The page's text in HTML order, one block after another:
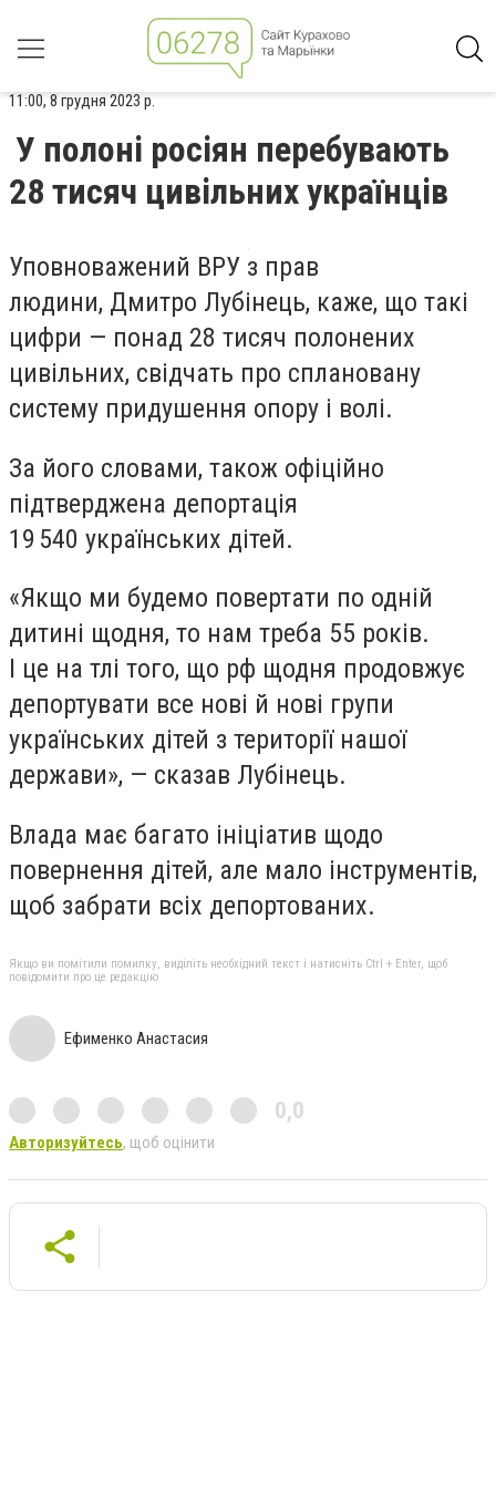
11:00, 8 грудня 2023 р.
У полоні росіян перебувають
28 тисяч цивільних українців
Уповноважений ВРУ з прав
людини, Дмитро Лубінець, каже, що такі
цифри — понад 28 тисяч полонених
цивільних, свідчать про сплановану
систему придушення опору і волі.
За його словами, також офіційно
підтверджена депортація
19 540 українських дітей.
«Якщо ми будемо повертати по одній
дитині щодня, то нам треба 55 років.
І це на тлі того, що рф щодня продовжує
депортувати все нові й нові групи
українських дітей з території нашої
держави», — сказав Лубінець.
Влада має багато ініціатив щодо
повернення дітей, але мало інструментів,
щоб забрати всіх депортованих.
Якщо ви помітили помилку, виділіть необхідний текст і натисніть Ctrl + Enter, щоб
повідомити про це редакцію
Ефименко Анастасия
0,0
Авторизуйтесь, щоб оцінити